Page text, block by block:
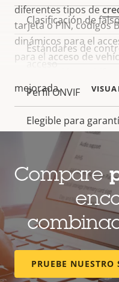
diferentes tipos de
tarjeta o PIN, códigos
dinámicos para el
para el acceso de
mejorada.
Clasificación de
Estándares de
acceso
Perfil ONVIF
Elegible para
cinco años
Compare
PRUEBE NUESTRO